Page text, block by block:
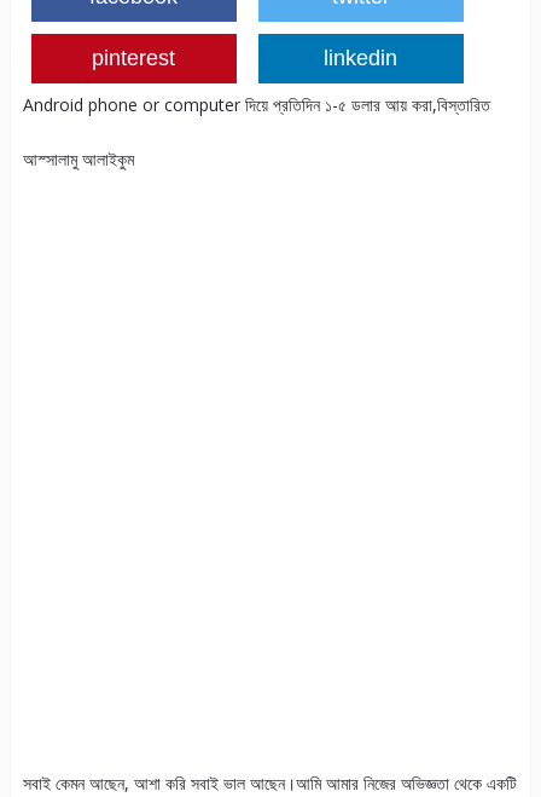
pinterest linkedin
Android phone or computer দিয়ে প্রতিদিন ১-৫ ডলার আয় করা,বিস্তারিত
আস্সালামু আলাইকুম
সবাই কেমন আছেন, আশা করি সবাই ভাল আছেন।আমি আমার নিজের অভিজ্ঞতা থেকে একটি